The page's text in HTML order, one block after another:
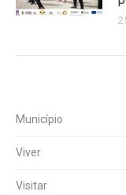
Município
Viver
Visitar